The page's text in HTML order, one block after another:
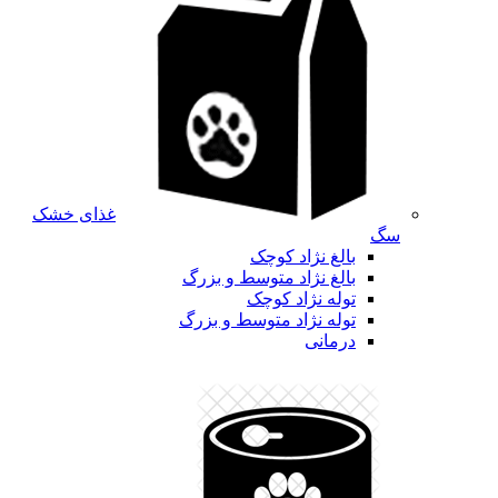
غذای خشک
سگ
بالغ نژاد کوچک
بالغ نژاد متوسط و بزرگ
توله نژاد کوچک
توله نژاد متوسط و بزرگ
درمانی